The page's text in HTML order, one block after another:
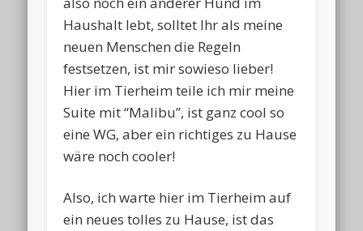
Haushalt lebt, solltet Ihr als meine
neuen Menschen die Regeln
festsetzen, ist mir sowieso lieber!
Hier im Tierheim teile ich mir meine
Suite mit “Malibu”, ist ganz cool so
eine WG, aber ein richtiges zu Hause
wäre noch cooler!
Also, ich warte hier im Tierheim auf
ein neues tolles zu Hause, ist das